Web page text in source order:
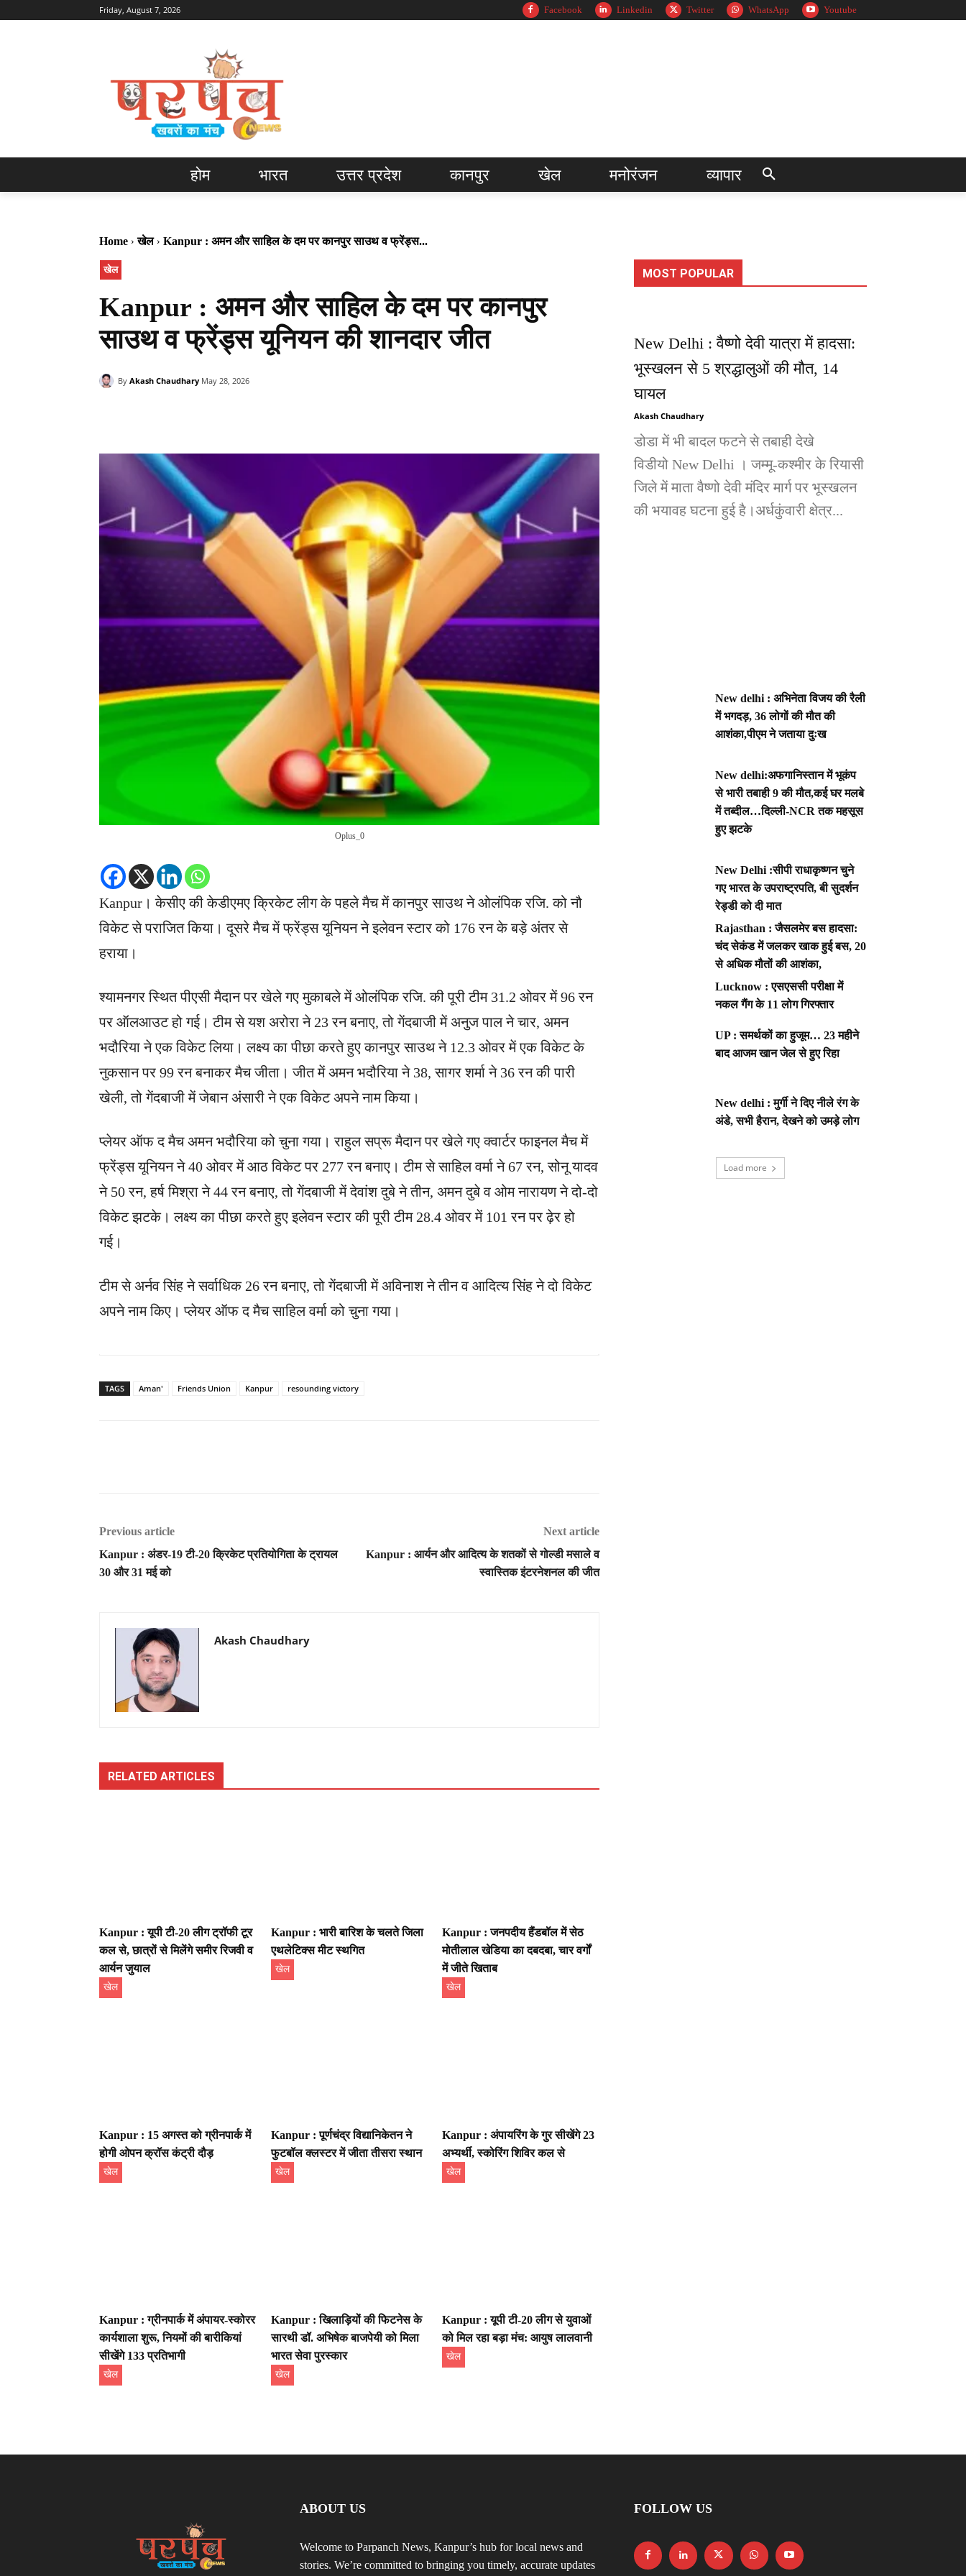
Friday, August 7, 2026 Facebook Linkedin Twitter WhatsApp Youtube
होम भारत उत्तर प्रदेश कानपुर खेल मनोरंजन व्यापार
Home खेल Kanpur : अमन और साहिल के दम पर कानपुर साउथ व फ्रेंड्स...
खेल
Kanpur : अमन और साहिल के दम पर कानपुर
साउथ व फ्रेंड्स यूनियन की शानदार जीत
By Akash Chaudhary May 28, 2026
Oplus_0
Kanpur। केसीए की केडीएमए क्रिकेट लीग के पहले मैच में कानपुर साउथ ने ओलंपिक रजि. को नौ
विकेट से पराजित किया। दूसरे मैच में फ्रेंड्स यूनियन ने इलेवन स्टार को 176 रन के बड़े अंतर से
हराया।
श्यामनगर ​स्थित पीएसी मैदान पर खेले गए मुकाबले में ओलंपिक रजि. की पूरी टीम 31.2 ओवर में 96 रन
पर ऑलआउट हो गई। टीम से यश अरोरा ने 23 रन बनाए, तो गेंदबाजी में अनुज पाल ने चार, अमन
भदौरिया ने एक विकेट लिया। लक्ष्य का पीछा करते हुए कानपुर साउथ ने 12.3 ओवर में एक विकेट के
नुकसान पर 99 रन बनाकर मैच जीता। जीत में अमन भदौरिया ने 38, सागर शर्मा ने 36 रन की पारी
खेली, तो गेंदबाजी में जेबान अंसारी ने एक विकेट अपने नाम किया।
प्लेयर ऑफ द मैच अमन भदौरिया को चुना गया। राहुल सप्रू मैदान पर खेले गए क्वार्टर फाइनल मैच में
फ्रेंड्स यूनियन ने 40 ओवर में आठ विकेट पर 277 रन बनाए। टीम से साहिल वर्मा ने 67 रन, सोनू यादव
ने 50 रन, हर्ष मिश्रा ने 44 रन बनाए, तो गेंदबाजी में देवांश दुबे ने तीन, अमन दुबे व ओम नारायण ने दो-दो
विकेट झटके। लक्ष्य का पीछा करते हुए इलेवन स्टार की पूरी टीम 28.4 ओवर में 101 रन पर ढ़ेर हो
गई।
टीम से अर्नव सिंह ने सर्वा​धिक 26 रन बनाए, तो गेंदबाजी में अविनाश ने तीन व आदित्य सिंह ने दो विकेट
अपने नाम किए। प्लेयर ऑफ द मैच साहिल वर्मा को चुना गया।
TAGS Aman' Friends Union Kanpur resounding victory
Previous article
Kanpur : अंडर-19 टी-20 क्रिकेट प्रतियोगिता के ट्रायल
30 और 31 मई को
Next article
Kanpur : आर्यन और आदित्य के शतकों से गोल्डी मसाले व
स्वास्तिक इंटरनेशनल की जीत
Akash Chaudhary
RELATED ARTICLES
Kanpur : यूपी टी-20 लीग ट्रॉफी टूर
कल से, छात्रों से मिलेंगे समीर रिजवी व
आर्यन जुयाल
खेल
Kanpur : भारी बारिश के चलते जिला
एथलेटिक्स मीट स्थगित
खेल
Kanpur : जनपदीय हैंडबॉल में सेठ
मोतीलाल खेडिया का दबदबा, चार वर्गों
में जीते खिताब
खेल
Kanpur : 15 अगस्त को ग्रीनपार्क में
होगी ओपन क्रॉस कंट्री दौड़
खेल
Kanpur : पूर्णचंद्र विद्यानिकेतन ने
फुटबॉल क्लस्टर में जीता तीसरा स्थान
खेल
Kanpur : अंपायरिंग के गुर सीखेंगे 23
अभ्यर्थी, स्कोरिंग शिविर कल से
खेल
Kanpur : ग्रीनपार्क में अंपायर-स्कोरर
कार्यशाला शुरू, नियमों की बारीकियां
सीखेंगे 133 प्रतिभागी
खेल
Kanpur : खिलाड़ियों की फिटनेस के
सारथी डॉ. अभिषेक बाजपेयी को मिला
भारत सेवा पुरस्कार
खेल
Kanpur : यूपी टी-20 लीग से युवाओं
को मिल रहा बड़ा मंच: आयुष लालवानी
खेल
MOST POPULAR
New Delhi : वैष्णो देवी यात्रा में हादसा:
भूस्खलन से 5 श्रद्धालुओं की मौत, 14
घायल
Akash Chaudhary
डोडा में भी बादल फटने से तबाही देखे
विडीयो New Delhi । जम्मू-कश्मीर के रियासी
जिले में माता वैष्णो देवी मंदिर मार्ग पर भूस्खलन
की भयावह घटना हुई है।अर्धकुंवारी क्षेत्र...
New delhi : अभिनेता विजय की रैली
में भगदड़, 36 लोगों की मौत की
आशंका,पीएम ने जताया दुःख
New delhi:अफगानिस्तान में भूकंप
से भारी तबाही 9 की मौत,कई घर मलबे
में तब्दील…दिल्ली-NCR तक महसूस
हुए झटके
New Delhi :सीपी राधाकृष्णन चुने
गए भारत के उपराष्ट्रपति, बी सुदर्शन
रेड्डी को दी मात
Rajasthan : जैसलमेर बस हादसा:
चंद सेकंड में जलकर खाक हुई बस, 20
से अधिक मौतों की आशंका,
Lucknow : एसएससी परीक्षा में
नकल गैंग के 11 लोग गिरफ्तार
UP : समर्थकों का हुजूम… 23 महीने
बाद आजम खान जेल से हुए रिहा
New delhi : मुर्गी ने दिए नीले रंग के
अंडे, सभी हैरान, देखने को उमड़े लोग
Load more
ABOUT US
Welcome to Parpanch News, Kanpur’s hub for local news and
stories. We’re committed to bringing you timely, accurate updates
FOLLOW US